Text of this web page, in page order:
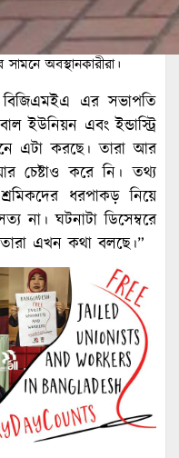
অবস্থানকারীরা।
বিজিএমইএ এর সভাপতি
ইউনিয়ন এবং ইন্ডাস্ট্রি
এটা করছে। তারা আর
চেষ্টাও করে নি। তথ্য
ধরপাকড় নিয়ে
না। ঘটনাটা ডিসেম্বরে
এখন কথা বলছে।”